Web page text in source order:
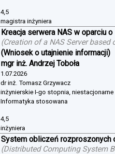
4,5
magistra inżyniera
Kreacja serwera NAS w oparciu
(Creation of a NAS Server based
(Wniosek o utajnienie informacji)
mgr inż. Andrzej Toboła
1.07.2026
dr inż. Tomasz Grzywacz
inżynierskie I-go stopnia, niestacjonarne
Informatyka stosowana
4,5
inżyniera
System obliczeń rozproszonych
(Distributed Computing System